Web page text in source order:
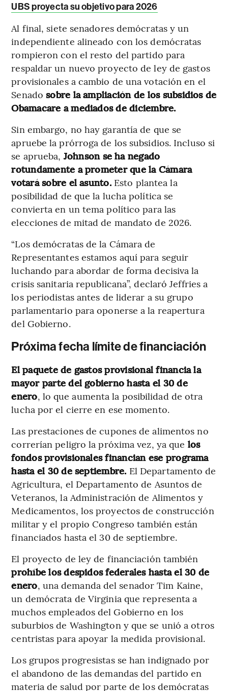
UBS proyecta su objetivo para 2026
Al final, siete senadores demócratas y un
independiente alineado con los demócratas
rompieron con el resto del partido para
respaldar un nuevo proyecto de ley de gastos
provisionales a cambio de una votación en el
Senadosobre la ampliación de los subsidios de
Obamacare a mediados de diciembre.
Sin embargo, no hay garantía de que se
apruebe la prórroga de los subsidios. Incluso si
se aprueba, Johnson se ha negado
rotundamente a prometer que la Cámara
votará sobre el asunto. Esto plantea la
posibilidad de que la lucha política se
convierta en un tema político para las
elecciones de mitad de mandato de 2026.
“Los demócratas de la Cámara de
Representantes estamos aquí para seguir
luchando para abordar de forma decisiva la
crisis sanitaria republicana”, declaró Jeffries a
los periodistas antes de liderar a su grupo
parlamentario para oponerse a la reapertura
del Gobierno.
Próxima fecha límite de financiación
El paquete de gastos provisional financia la
mayor parte del gobierno hasta el 30 de
enero, lo que aumenta la posibilidad de otra
lucha por el cierre en ese momento.
Las prestaciones de cupones de alimentos no
correrían peligro la próxima vez, ya que los
fondos provisionales financian ese programa
hasta el 30 de septiembre. El Departamento de
Agricultura, el Departamento de Asuntos de
Veteranos, la Administración de Alimentos y
Medicamentos, los proyectos de construcción
militar y el propio Congreso también están
financiados hasta el 30 de septiembre.
El proyecto de ley de financiación también
prohíbe los despidos federales hasta el 30 de
enero, una demanda del senador Tim Kaine,
un demócrata de Virginia que representa a
muchos empleados del Gobierno en los
suburbios de Washington y que se unió a otros
centristas para apoyar la medida provisional.
Los grupos progresistas se han indignado por
el abandono de las demandas del partido en
materia de salud por parte de los demócratas